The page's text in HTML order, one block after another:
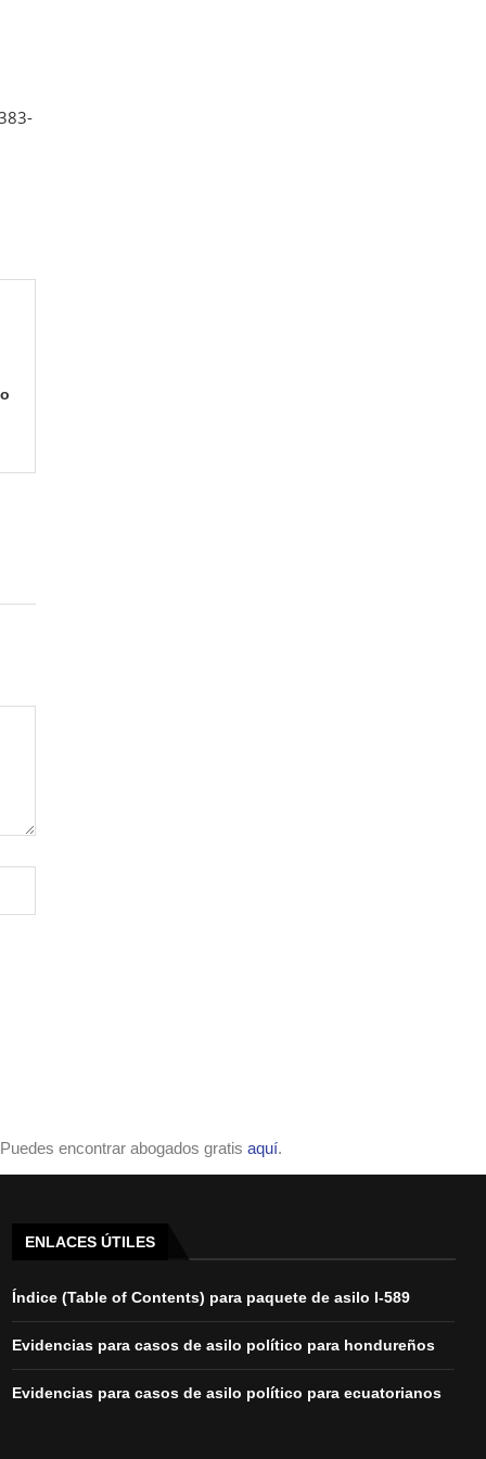
Puedes encontrar abogados gratis aquí.
ENLACES ÚTILES
Índice (Table of Contents) para paquete de asilo I-589
Evidencias para casos de asilo político para hondureños
Evidencias para casos de asilo político para ecuatorianos